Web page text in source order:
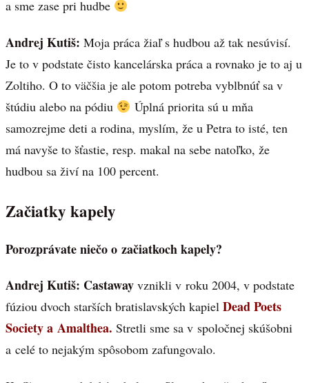
a sme zase pri hudbe
Andrej Kutiš: Moja práca žiaľ s hudbou až tak nesúvisí.
Je to v podstate čisto kancelárska práca a rovnako je to aj u
Zoltiho. O to väčšia je ale potom potreba vyblbnúť sa v
štúdiu alebo na pódiu
Úplná priorita sú u mňa
samozrejme deti a rodina, myslím, že u Petra to isté, ten
má navyše to šťastie, resp. makal na sebe natoľko, že
hudbou sa živí na 100 percent.
Začiatky kapely
Porozprávate niečo o začiatkoch kapely?
Andrej Kutiš: Castaway vznikli v roku 2004, v podstate
fúziou dvoch starších bratislavských kapiel Dead Poets
Society a Amalthea. Stretli sme sa v spoločnej skúšobni
a celé to nejakým spôsobom zafungovalo.